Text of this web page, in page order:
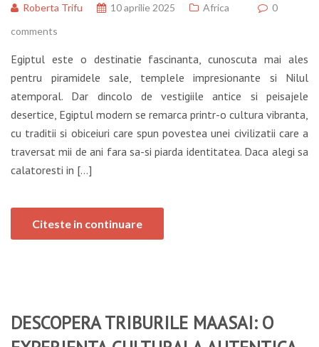
Roberta Trifu 10 aprilie 2025 Africa
0
comments
Egiptul este o destinatie fascinanta, cunoscuta mai ales
pentru piramidele sale, templele impresionante si Nilul
atemporal. Dar dincolo de vestigiile antice si peisajele
desertice, Egiptul modern se remarca printr-o cultura vibranta,
cu traditii si obiceiuri care spun povestea unei civilizatii care a
traversat mii de ani fara sa-si piarda identitatea. Daca alegi sa
calatoresti in […]
Citeste in continuare
DESCOPERA TRIBURILE MAASAI: O